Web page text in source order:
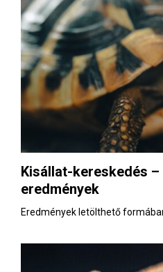
A
R
N
Kisállat-kereskedés
eredmények
Eredmények letölthető